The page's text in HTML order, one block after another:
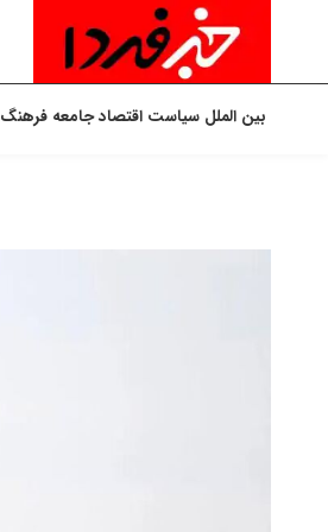
بین الملل سیاست اقتصادجامعه فرهنگ